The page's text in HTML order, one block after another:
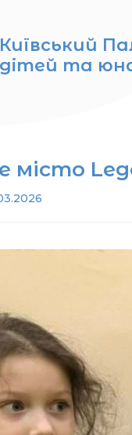
Київський
дітей та
місто